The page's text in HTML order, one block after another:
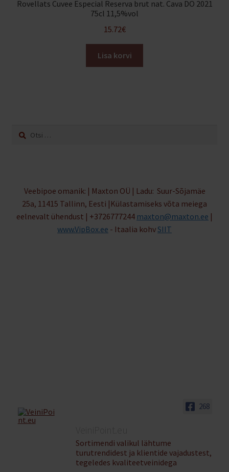
Rovellats Cuvee Especial Reserva brut nat. Cava DO 2021
75cl 11,5%vol
15.72€
Lisa korvi
Otsi:
Veebipoe omanik: | Maxton OÜ | Ladu: Suur-Sõjamäe
25a, 11415 Tallinn, Eesti |Külastamiseks võta meiega
eelnevalt ühendust | +3726777244 maxton@maxton.ee |
www.VipBox.ee - Itaalia kohvSIIT
268
Sortimendi valikul lähtume
turutrendidest ja klientide vajadustest,
tegeledes kvaliteetveinidega